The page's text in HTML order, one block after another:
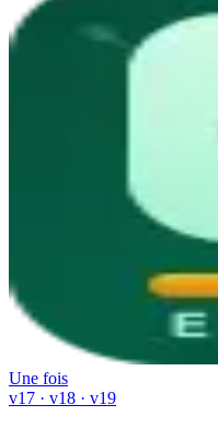
Une fois
v17 · v18 · v19